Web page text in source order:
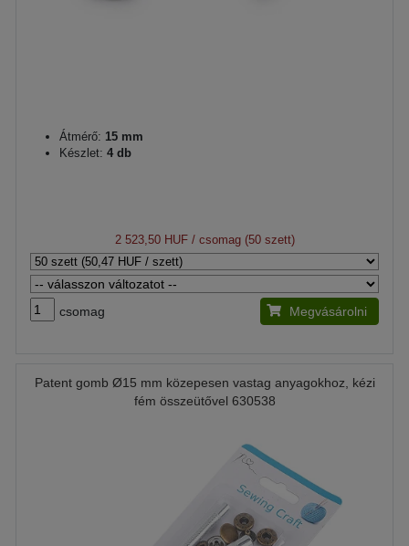
Átmérő: 15 mm
Készlet: 4 db
2 523,50 HUF/ csomag (50 szett)
csomag Megvásárolni
Patent gomb Ø15 mm közepesen vastag anyagokhoz, kézi
fém összeütővel 630538